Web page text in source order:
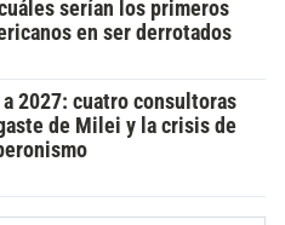
serían los primeros
en ser derrotados
2027: cuatro consultoras
de Milei y la crisis de